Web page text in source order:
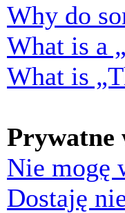
Why do
What is a
What is
Prywatne
Nie mogę
Dostaję